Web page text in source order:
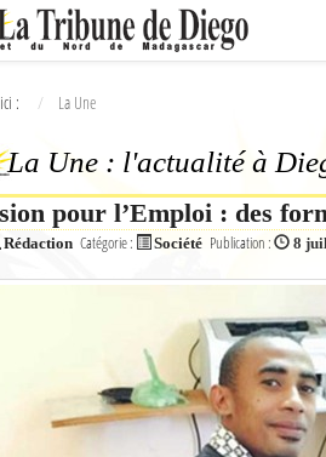
Ok
: La Une
La Une : l'actualité à
pour l’Emploi : des
Rédaction Catégorie : Société Publication : 8